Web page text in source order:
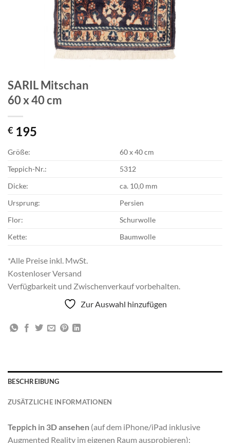
SARIL Mitschan
60 x 40 cm
€ 195
Größe:
60 x 40 cm
Teppich-Nr.:
5312
Dicke:
ca. 10,0 mm
Ursprung:
Persien
Flor:
Schurwolle
Kette:
Baumwolle
*Alle Preise inkl. MwSt.
Kostenloser Versand
Verfügbarkeit und Zwischenverkauf vorbehalten.
Zur Auswahl hinzufügen
BESCHREIBUNG
ZUSÄTZLICHE INFORMATIONEN
Teppich in 3D ansehen (auf dem iPhone/iPad inklusive
Augmented Reality im eigenen Raum ausprobieren):